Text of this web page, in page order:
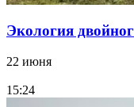
Экология
22 июня
15:24